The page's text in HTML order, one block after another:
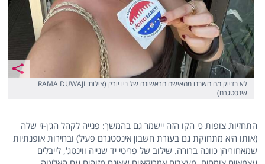
לא בדיוק מה חשבנו מהאישה הראשונה של ניו יורק (צילום: RAMA DUWAJI
אינסטגרם)
התחזיות צופות כי הקו הזה יישמר גם בהמשך: פנייה לקהל הג'ן-זי שלה
(אותו היא מתחזקת גם בעזרת חשבון אינסטגרם פעיל) ובחירות אופנתיות
שמאחוריהן כוונה ברורה. שילוב של פריטי יד שנייה ווינטג', לייבלים